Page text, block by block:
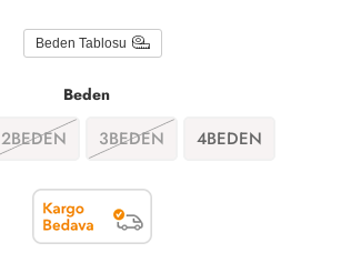
Beden Tablosu
Beden
2BEDEN 3BEDEN 4BEDEN